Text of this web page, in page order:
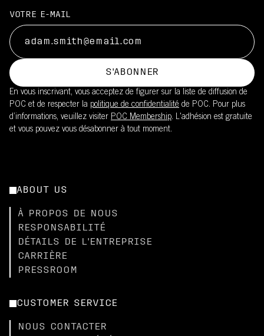
VOTRE E-MAIL
S'ABONNER
En vous inscrivant, vous acceptez de figurer sur la liste de diffusion de
POC et de respecter la politique de confidentialité de POC. Pour plus
d’informations, veuillez visiter POC Membership. L'adhésion est gratuite
et vous pouvez vous désabonner à tout moment.
ABOUT US
À PROPOS DE NOUS
RESPONSABILITÉ
DÉTAILS DE L'ENTREPRISE
CARRIÈRE
PRESSROOM
CUSTOMER SERVICE
NOUS CONTACTER